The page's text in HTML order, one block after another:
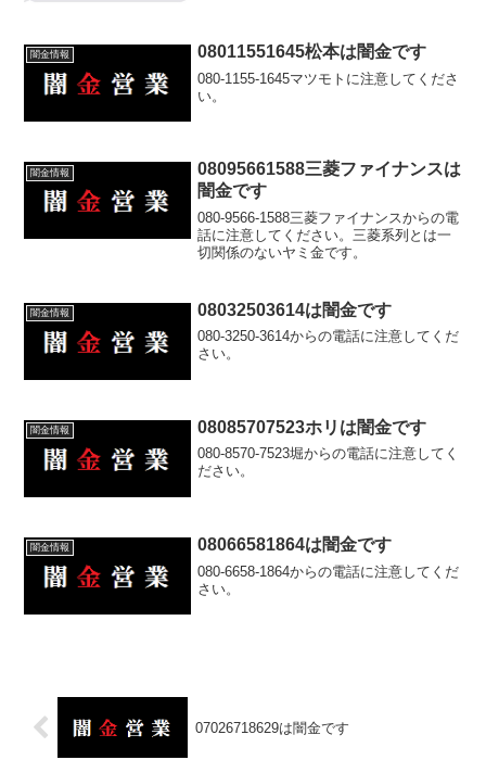
闇金情報 08011551645松本は闇金です
080-1155-1645マツモトに注意してくださ
い。
闇金情報
08095661588三菱ファイナンスは
闇金です
080-9566-1588三菱ファイナンスからの電
話に注意してください。三菱系列とは一
切関係のないヤミ金です。
闇金情報 08032503614は闇金です
080-3250-3614からの電話に注意してくだ
さい。
闇金情報 08085707523ホリは闇金です
080-8570-7523堀からの電話に注意してく
ださい。
闇金情報 08066581864は闇金です
080-6658-1864からの電話に注意してくだ
さい。
07026718629は闇金です